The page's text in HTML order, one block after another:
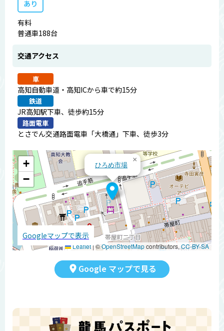
あり
有料
普通車188台
交通アクセス
車
高知自動車道・高知ICから車で約15分
鉄道
JR高知駅下車、徒歩約15分
路面電車
とさでん交通路面電車「大橋通」下車、徒歩3分
ひろめ市場
×
+
−
Leaflet | ©OpenStreetMapcontributors, CC-BY-SA
Googleマップで表示
Google マップで見る